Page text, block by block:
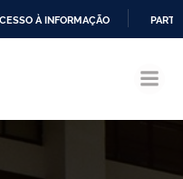
À INFORMAÇÃO